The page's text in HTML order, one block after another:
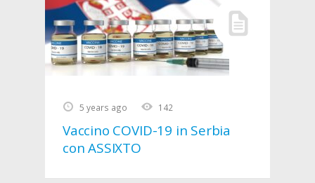
5 years ago 142
Vaccino COVID-19 in Serbia
con ASSIXTO